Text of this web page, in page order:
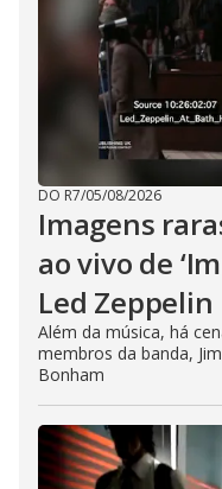
DO R7/05/08/2026
Imagens
ao vivo de
Led Zeppelin
Além da música, há
membros da banda,
Bonham